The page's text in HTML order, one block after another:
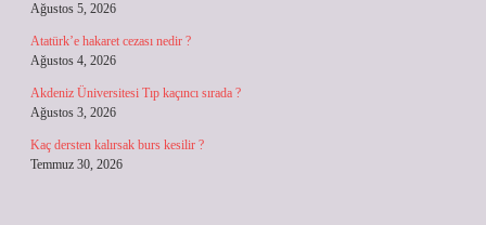
Ağustos 5, 2026
Atatürk’e hakaret cezası nedir ?
Ağustos 4, 2026
Akdeniz Üniversitesi Tıp kaçıncı sırada ?
Ağustos 3, 2026
Kaç dersten kalırsak burs kesilir ?
Temmuz 30, 2026